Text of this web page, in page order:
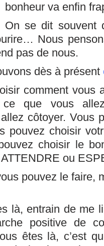
bonheur va enfin
On se dit souvent
Nous
pas de nous.
dès à présent
comment vous
ce que vous
côtoyer. Vous
pouvez choisir
choisir le
ou
pouvez le faire,
là, entrain de me
positive de
êtes là, c’est